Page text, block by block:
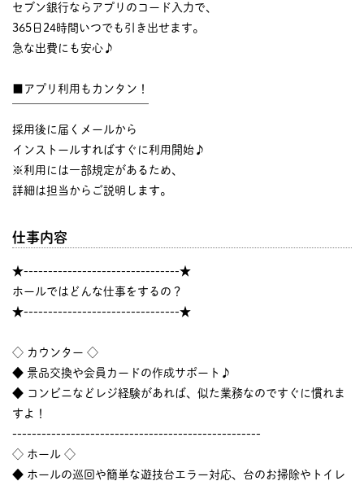
セブン銀行ならアプリのコード入力で、
365日24時間いつでも引き出せます。
急な出費にも安心♪
■アプリ利用もカンタン！
採用後に届くメールから
インストールすればすぐに利用開始♪
※利用には一部規定があるため、
詳細は担当からご説明します。
仕事内容
★--------------------------------★
ホールではどんな仕事をするの？
★--------------------------------★
◇ カウンター ◇
◆ 景品交換や会員カードの作成サポート♪
◆ コンビニなどレジ経験があれば、似た業務なのですぐに慣れま
すよ！
---------------------------------------------------
◇ ホール ◇
◆ ホールの巡回や簡単な遊技台エラー対応、台のお掃除やトイレ